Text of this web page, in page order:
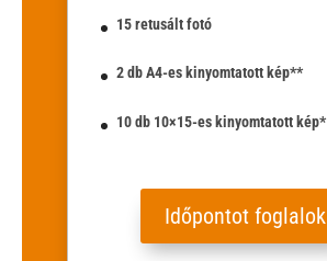
15 retusált fotó
2 db A4-es kinyomtatott kép**
10 db 10×15-es kinyomtatott kép*
Időpontot foglalok